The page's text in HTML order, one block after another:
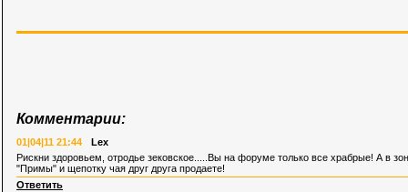
Комментарии:
01|04|11 21:44
Lex
Рискни здоровьем, отродье зековское.....Вы на форуме только все храбрые! А в
"Примы" и щепотку чая друг друга продаете!
Ответить